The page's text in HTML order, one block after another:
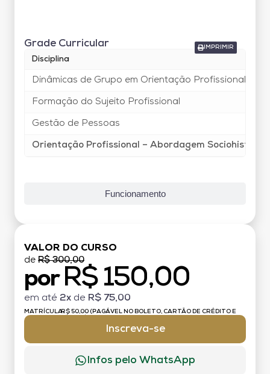
Funcionamento
IMPRIMIR
Grade Curricular
Disciplina
Dinâmicas de Grupo em Orientação Profissional e
Formação do Sujeito Profissional
Gestão de Pessoas
Orientação Profissional – Abordagem
VALOR DO CURSO
de R$ 300,00
por R$ 150,00
em até 2x de R$ 75,00
MATRÍCULA:R$ 50,00 (PAGÁVEL NO BOLETO, CARTÃO DE CRÉDITO E
Inscreva-se
Infos pelo WhatsApp